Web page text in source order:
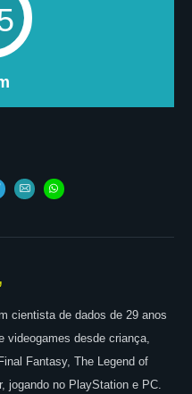
cientista de dados de 29 anos
videogames desde criança,
Fantasy, The Legend of
jogando no PlayStation e PC.